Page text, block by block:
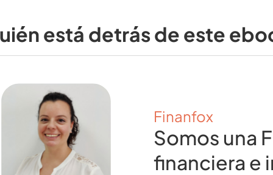
está detrás de este
Finanfox
Somos una
financiera e